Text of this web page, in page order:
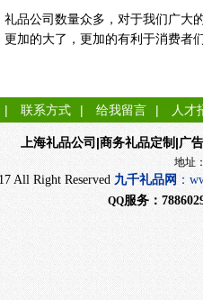
礼品公司数量众多，对于我们广大
更加的大了，更加的有利于消费者
公司 |商务礼品定制|广
址：上海市闵行
All Right Reserved 九千礼品网：
QQ服务：
| 联系方式 | 给我留言 | 人才